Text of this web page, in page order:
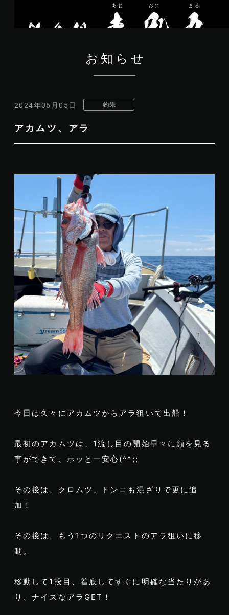
お知らせ
2024年06月05日 釣果
アカムツ、アラ
今日は久々にアカムツからアラ狙いで出船！
最初のアカムツは、1流し目の開始早々に顔を見る
事ができて、ホッと一安心(^^;;
その後は、クロムツ、ドンコも混ざりで更に追
加！
その後は、もう1つのリクエストのアラ狙いに移
動。
移動して1投目、着底してすぐに明確な当たりがあ
り、ナイスなアラGET！